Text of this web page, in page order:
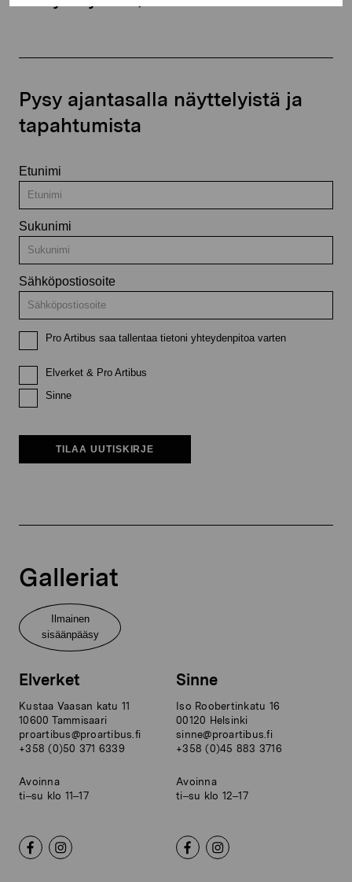
Pysy ajantasalla näyttelyistä ja
tapahtumista
Etunimi
Sukunimi
Sähköpostiosoite
Pro Artibus saa tallentaa tietoni yhteydenpitoa varten
Elverket & Pro Artibus
Sinne
TILAA UUTISKIRJE
Galleriat
Ilmainen
sisäänpääsy
Elverket
Kustaa Vaasan katu 11
10600 Tammisaari
proartibus@proartibus.fi
+358 (0)50 371 6339
Avoinna
ti–su klo 11–17
Sinne
Iso Roobertinkatu 16
00120 Helsinki
sinne@proartibus.fi
+358 (0)45 883 3716
Avoinna
ti–su klo 12–17